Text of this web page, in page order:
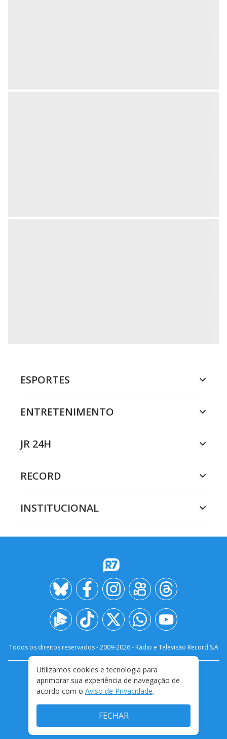
ESPORTES
ENTRETENIMENTO
JR 24H
RECORD
INSTITUCIONAL
Todos os direitos reservados - 2009-2026- Rádio e Televisão Record S.A
FALE CONOSCO
PRIVACIDADE
TERMOS E CONDIÇÕES DE USO
Utilizamos cookies e tecnologia para
aprimorar sua experiência de navegação de
acordo com o Aviso de Privacidade.
FECHAR